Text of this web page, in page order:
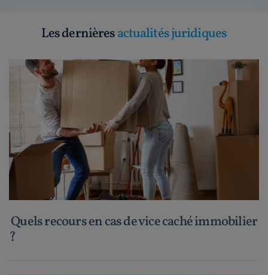
Les dernièresactualités juridiques
Quels recours en cas de vice caché immobilier
?